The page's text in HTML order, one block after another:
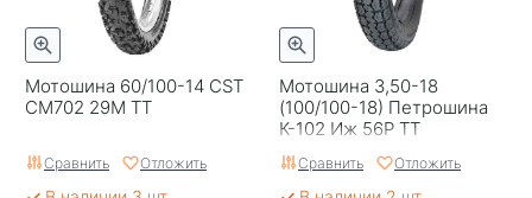
Мотошина 60/100-14 CST
CM702 29M TT
Сравнить Отложить
Мотошина 3,50-18
(100/100-18) Петрошина
К-102 Иж 56Р TT
Сравнить Отложить